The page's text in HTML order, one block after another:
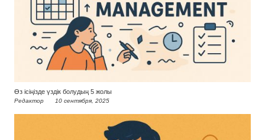
Өз ісіңізде үздік болудың 5 жолы
Редактор 10 сентября, 2025